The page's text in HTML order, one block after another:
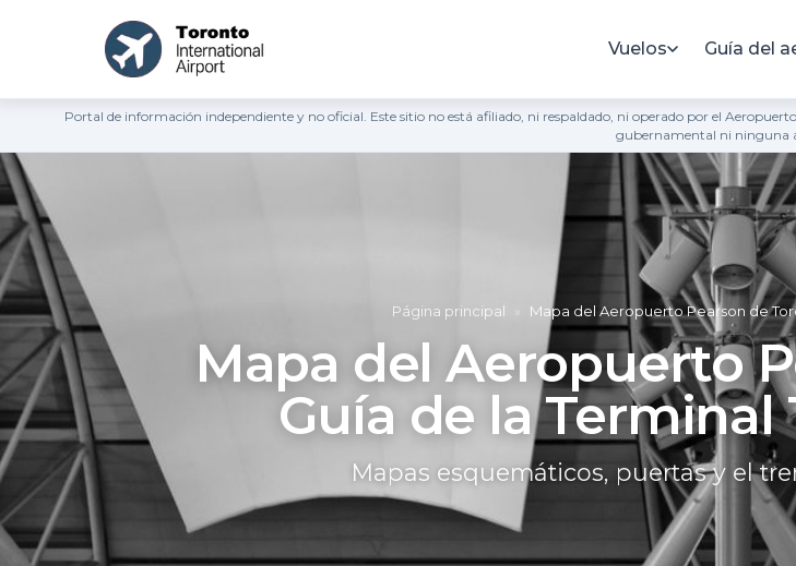
Vuelos Guía del
Portal de información independiente y no oficial. Este sitio no está afiliado, ni respaldado, ni operado por el
gubernamental ni ninguna
Página principal Mapa del Aeropuerto Pearson de
Mapa del Aeropuerto
Guía de la Terminal
Mapas esquemáticos, puertas y el